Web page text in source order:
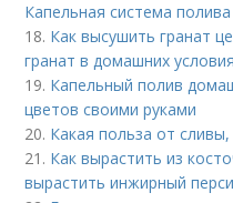
Капельная система полива
18. Как высушить гранат
гранат в домашних
19. Капельный полив
цветов своими руками
20. Какая польза от
21. Как вырастить из
вырастить инжирный